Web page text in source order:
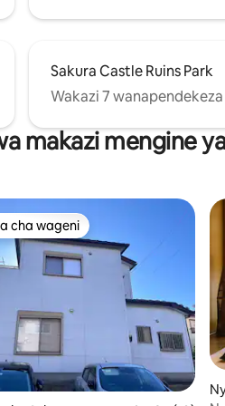
Sakura Castle Ruins Park
Wakazi 7 wanapendekeza
makazi mengine
cha wageni
cha wageni